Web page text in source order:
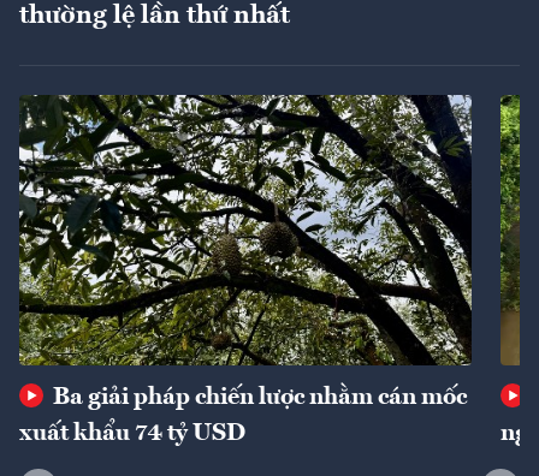
thường lệ lần thứ nhất
Ba giải pháp chiến lược nhằm cán mốc
xuất khẩu 74 tỷ USD